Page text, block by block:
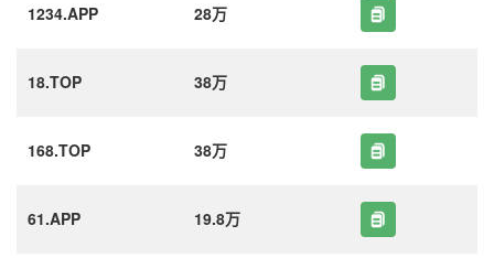
1234.APP 28万
18.TOP 38万
168.TOP 38万
61.APP 19.8万